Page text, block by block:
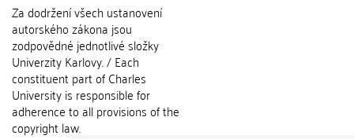
Za dodržení všech ustanovení
autorského zákona jsou
zodpovědné jednotlivé složky
Univerzity Karlovy. / Each
constituent part of Charles
University is responsible for
adherence to all provisions of the
copyright law.